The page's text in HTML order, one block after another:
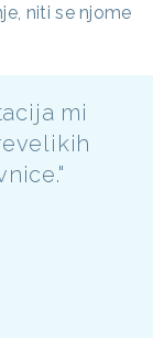
niti se njome
mi